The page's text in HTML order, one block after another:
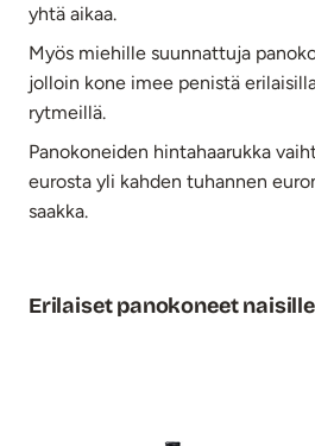
yhtä aikaa.
Myös miehille suunnattuja
jolloin kone imee penistä
rytmeillä.
Panokoneiden hintahaarukka
eurosta yli kahden tuhannen
saakka.
Erilaiset panokoneet